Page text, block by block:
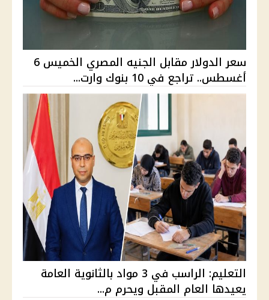
سعر الدولار مقابل الجنيه المصري الخميس 6
أغسطس.. تراجع في 10 بنوك وارت...
التعليم: الراسب في 3 مواد بالثانوية العامة
يعيدها العام المقبل ويحرم م...